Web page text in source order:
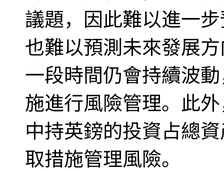
議題，因此難以進一
也難以預測未來發展
一段時間仍會持續波
施進行風險管理。此
中持英鎊的投資占總
取措施管理風險。